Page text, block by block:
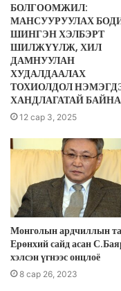
БОЛГООМЖИЛ:
МАНСУУРУУЛАХ
ШИНГЭН ХЭЛБЭРТ
ШИЛЖҮҮЛЖ, ХИЛ
ДАМНУУЛАН
ХУДАЛДААЛАХ
ТОХИОЛДОЛ
ХАНДЛАГАТАЙ БАЙНА
12 сар 3, 2025
Монголын ардчиллын
Ерөнхий сайд асан
хэлсэн үгнээс онцлоё
8 сар 26, 2023